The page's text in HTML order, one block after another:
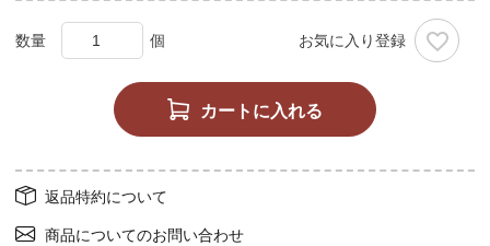
お気に入り登録
カートに入れる
返品特約について
商品についてのお問い合わせ